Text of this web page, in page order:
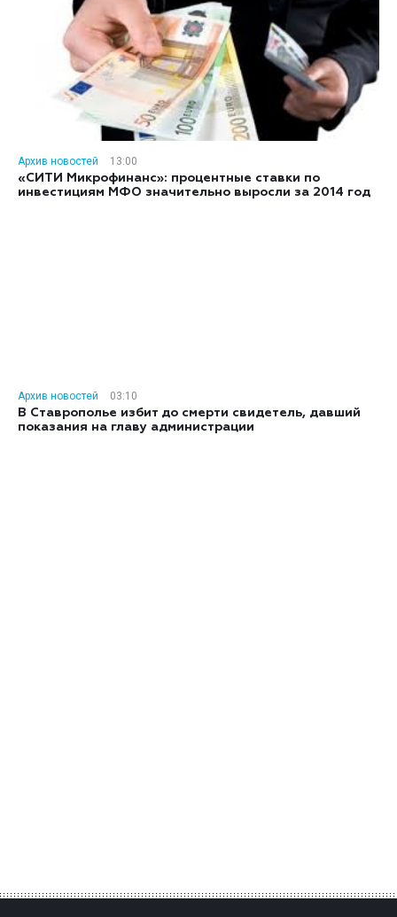
Архив новостей
13:00
«СИТИ Микрофинанс»: процентные ставки по
инвестициям МФО значительно выросли за 2014 год
Архив новостей
03:10
В Ставрополье избит до смерти свидетель, давший
показания на главу администрации